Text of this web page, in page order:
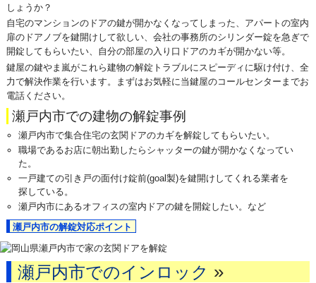
しょうか？
自宅のマンションのドアの鍵が開かなくなってしまった、アパートの室内
扉のドアノブを鍵開けして欲しい、会社の事務所のシリンダー錠を急ぎで
開錠してもらいたい、自分の部屋の入り口ドアのカギが開かない等。
鍵屋の鍵やま嵐がこれら建物の解錠トラブルにスピーディに駆け付け、全
力で解決作業を行います。まずはお気軽に当鍵屋のコールセンターまでお
電話ください。
瀬戸内市での建物の解錠事例
瀬戸内市で集合住宅の玄関ドアのカギを解錠してもらいたい。
職場であるお店に朝出勤したらシャッターの鍵が開かなくなってい
た。
一戸建ての引き戸の面付け錠前(goal製)を鍵開けしてくれる業者を
探している。
瀬戸内市にあるオフィスの室内ドアの鍵を開錠したい。など
瀬戸内市の解錠対応ポイント
瀬戸内市でのインロック »